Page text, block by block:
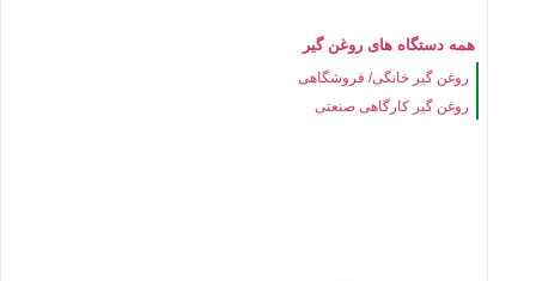
همه دستگاه های روغن گیر
روغن گیر خانگی/ فروشگاهی
روغن گیر کارگاهی صنعتی